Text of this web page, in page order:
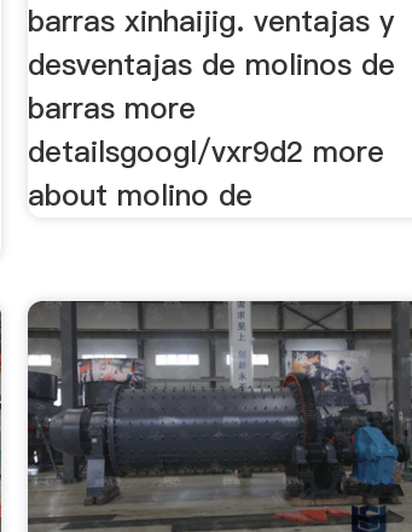
barras xinhaijig. ventajas y
desventajas de molinos de
barras more
detailsgoogl/vxr9d2 more
about molino de